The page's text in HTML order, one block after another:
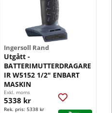
Ingersoll Rand
Utgått -
BATTERIMUTTERDRAGARE
IR W5152 1/2" ENBART
MASKIN
Exkl. moms
5338 kr
Rek. pris: 5338 kr